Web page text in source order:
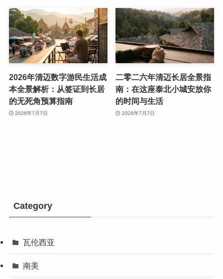
2026年清迈数字游民生活成
本全景解析：从签证到长居
的无死角预算指南
2026年7月7日
二零二六年清迈长居全景指
南：在这座泰北小城安放你
的时间与生活
2026年7月7日
Category
瓦伦西亚
南美